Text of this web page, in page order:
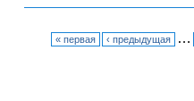
« первая ‹ предыдущая …